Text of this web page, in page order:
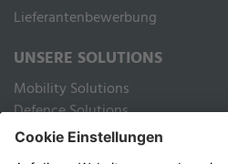
Lieferantenbewerbung
UNSERE SOLUTIONS
Mobility Solutions
Defence Solutions
Industry Solutions